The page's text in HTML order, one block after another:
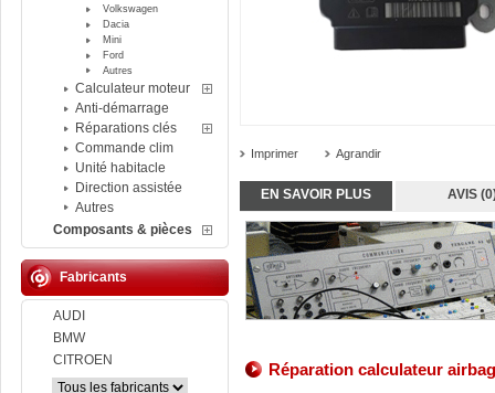
Volkswagen
Dacia
Mini
Ford
Autres
Calculateur moteur
Anti-démarrage
Réparations clés
Commande clim
Unité habitacle
Direction assistée
Autres
Composants & pièces
Fabricants
AUDI
BMW
CITROEN
Imprimer Agrandir
EN SAVOIR PLUS AVIS
Réparation calculateur